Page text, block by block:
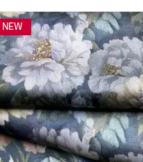
NEW